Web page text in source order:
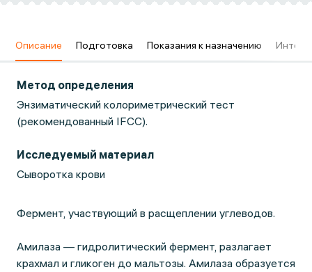
Описание Подготовка Показания к назначению
Метод определения
Энзиматический колориметрический тест
(рекомендованный IFCC).
Исследуемый материал
Сыворотка крови
Фермент, участвующий в расщеплении углеводов.
Амилаза — гидролитический фермент, разлагает
крахмал и гликоген до мальтозы. Амилаза образуется